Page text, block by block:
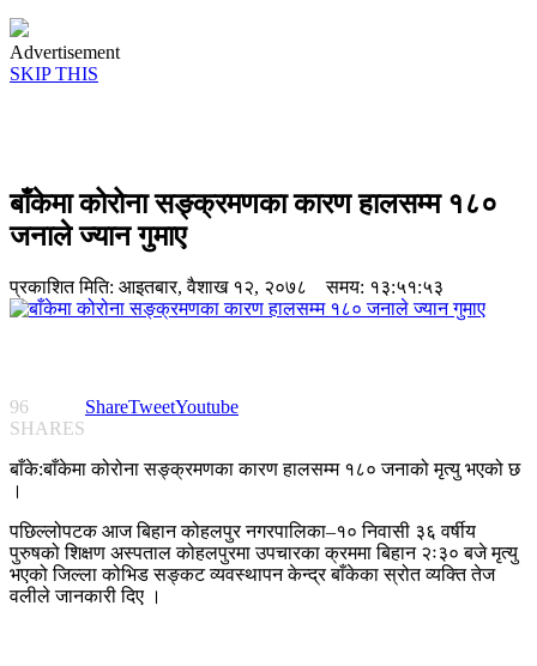
Advertisement
SKIP THIS
बाँकेमा कोरोना सङ्क्रमणका कारण हालसम्म १८०
जनाले ज्यान गुमाए
प्रकाशित मिति: आइतबार, वैशाख १२, २०७८ समय: १३:५१:५३
96
SHARES
ShareTweetYoutube
बाँके:बाँकेमा कोरोना सङ्क्रमणका कारण हालसम्म १८० जनाको मृत्यु भएको छ
।
पछिल्लोपटक आज बिहान कोहलपुर नगरपालिका–१० निवासी ३६ वर्षीय
पुरुषको शिक्षण अस्पताल कोहलपुरमा उपचारका क्रममा बिहान २ः३० बजे मृत्यु
भएको जिल्ला कोभिड सङ्कट व्यवस्थापन केन्द्र बाँकेका स्रोत व्यक्ति तेज
वलीले जानकारी दिए ।